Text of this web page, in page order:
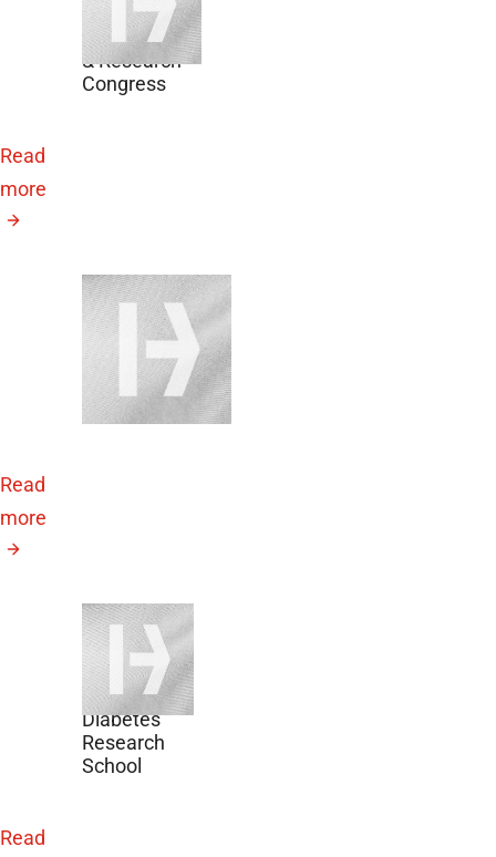
Breakthrough
T1D Clinical
& Research
Congress
September 28,
2026
62. EASD
Jahreskonferenz
Read
more
September
26, 2026
14th DZD
International
Diabetes
Research
School
Read
more
Read